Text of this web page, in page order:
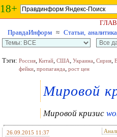
18+
ПравдаИнформ ≈ Статьи, аналитика
Тэги: Россия, Китай, США, Украина, Сирия,
фейки, пропаганда, рост цен
Мировой
Мировой кризис
26.09.2015 11:37